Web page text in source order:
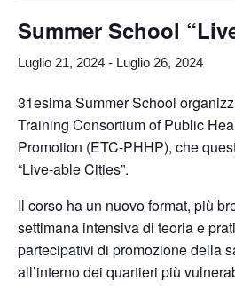
Summer School
Luglio 21, 2024 - Luglio 26, 2024
31esima Summer School
Training Consortium of Public
Promotion (ETC-PHHP), che
“Live-able Cities”.
Il corso ha un nuovo format, più
settimana intensiva di teoria e
partecipativi di promozione della
all’interno dei quartieri più